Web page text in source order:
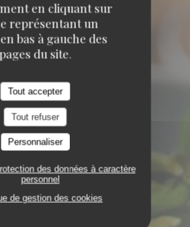
en cliquant sur
représentant un
bas à gauche des
pages du site.
Tout accepter
Tout refuser
Personnaliser
des données à caractère
personnel
de gestion des cookies